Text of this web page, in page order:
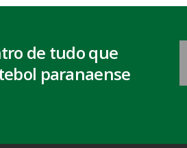
de tudo que
paranaense